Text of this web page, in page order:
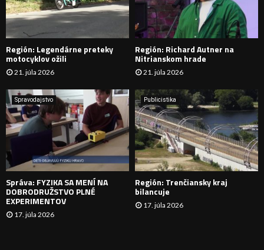
D
A
N
I
E
Región: Legendárne preteky
motocyklov ožili
21. júla 2026
Región: Richard Autner na
Nitrianskom hrade
21. júla 2026
Spravodajstvo
Správa: FYZIKA SA MENÍ NA
DOBRODRUŽSTVO PLNÉ
EXPERIMENTOV
17. júla 2026
Publicistika
Región: Trenčiansky kraj
bilancuje
17. júla 2026